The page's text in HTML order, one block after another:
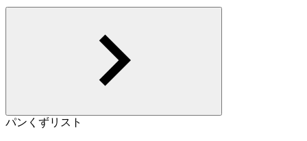
パンくずリスト